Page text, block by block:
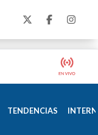
TENDENCIAS